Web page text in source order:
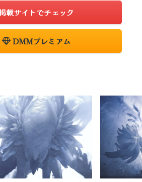
載サイトでチェック
DMMプレミアム